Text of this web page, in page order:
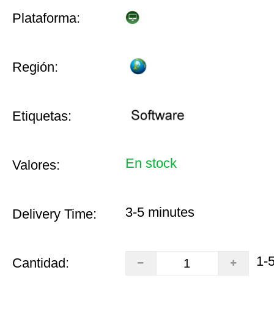
Plataforma:
Región:
Etiquetas:
Valores: En stock
Delivery Time: 3-5 minutes
Cantidad: 1-